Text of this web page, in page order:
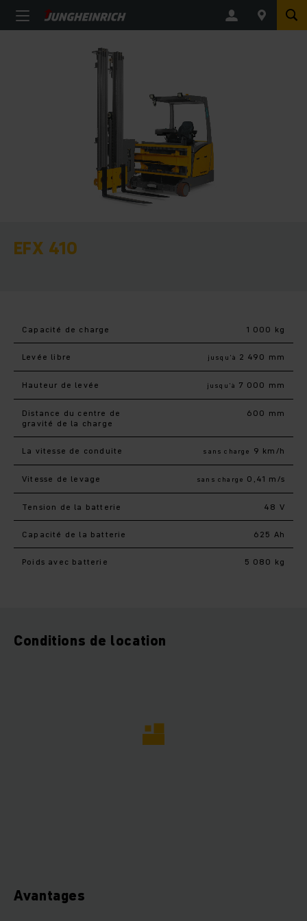
EFX 410
Capacité de charge 1 000 kg
Levée libre jusqu’à 2 490 mm
Hauteur de levée jusqu’à 7 000 mm
Distance du centre de
gravité de la charge
600 mm
La vitesse de conduite sans charge 9 km/h
Vitesse de levage sans charge 0,41 m/s
Tension de la batterie 48 V
Capacité de la batterie 625 Ah
Poids avec batterie 5 080 kg
Conditions de location
Avantages